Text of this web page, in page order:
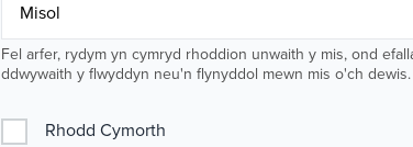
Fel arfer, rydym yn cymryd rhoddion unwaith y mis, ond
ddwywaith y flwyddyn neu'n flynyddol mewn mis o'ch dewis.
Rhodd Cymorth